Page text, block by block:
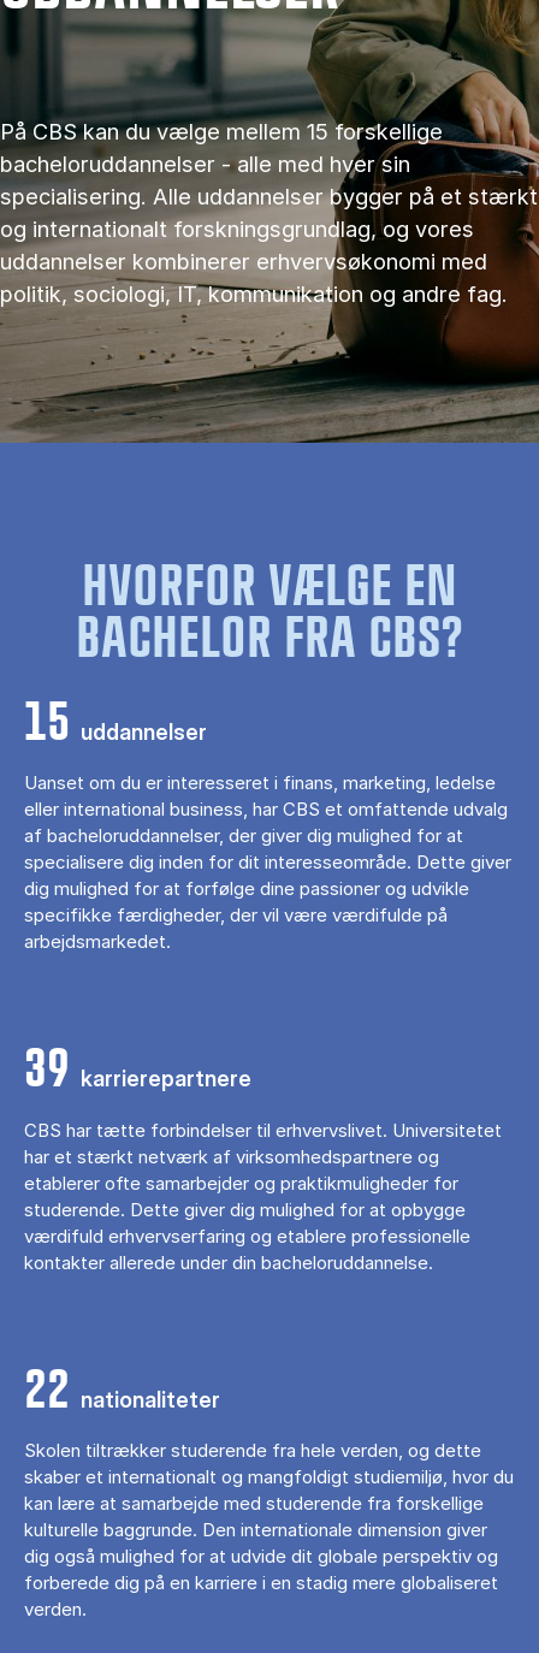
På CBS kan du vælge mellem 15 forskellige
bacheloruddannelser - alle med hver sin
specialisering. Alle uddannelser bygger på et stærkt
og internationalt forskningsgrundlag, og vores
uddannelser kombinerer erhvervsøkonomi med
politik, sociologi, IT, kommunikation og andre fag.
HVORFOR VÆLGE EN
BACHELOR FRA CBS?
15 uddannelser
Uanset om du er interesseret i finans, marketing, ledelse
eller international business, har CBS et omfattende udvalg
af bacheloruddannelser, der giver dig mulighed for at
specialisere dig inden for dit interesseområde. Dette giver
dig mulighed for at forfølge dine passioner og udvikle
specifikke færdigheder, der vil være værdifulde på
arbejdsmarkedet.
39 karrierepartnere
CBS har tætte forbindelser til erhvervslivet. Universitetet
har et stærkt netværk af virksomhedspartnere og
etablerer ofte samarbejder og praktikmuligheder for
studerende. Dette giver dig mulighed for at opbygge
værdifuld erhvervserfaring og etablere professionelle
kontakter allerede under din bacheloruddannelse.
22 nationaliteter
Skolen tiltrækker studerende fra hele verden, og dette
skaber et internationalt og mangfoldigt studiemiljø, hvor du
kan lære at samarbejde med studerende fra forskellige
kulturelle baggrunde. Den internationale dimension giver
dig også mulighed for at udvide dit globale perspektiv og
forberede dig på en karriere i en stadig mere globaliseret
verden.